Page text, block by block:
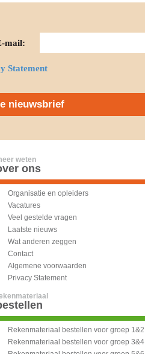
mail:
Statement
nieuwsbrief
weten
ons
Organisatie en opleiders
Vacatures
Veel gestelde vragen
Laatste nieuws
Wat anderen zeggen
Contact
Algemene voorwaarden
Privacy Statement
Rekenmateriaal bestellen voor groep 1&2
Rekenmateriaal bestellen voor groep 3&4